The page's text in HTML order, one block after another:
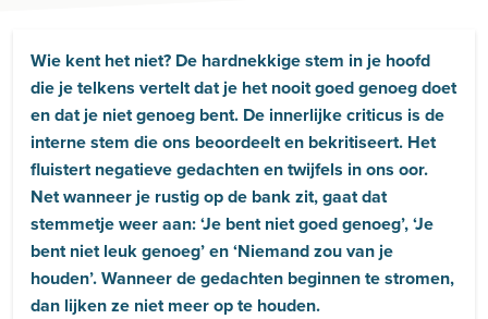
Wie kent het niet? De hardnekkige stem in je hoofd
die je telkens vertelt dat je het nooit goed genoeg doet
en dat je niet genoeg bent. De innerlijke criticus is de
interne stem die ons beoordeelt en bekritiseert. Het
fluistert negatieve gedachten en twijfels in ons oor.
Net wanneer je rustig op de bank zit, gaat dat
stemmetje weer aan: ‘Je bent niet goed genoeg’, ‘Je
bent niet leuk genoeg’ en ‘Niemand zou van je
houden’. Wanneer de gedachten beginnen te stromen,
dan lijken ze niet meer op te houden.